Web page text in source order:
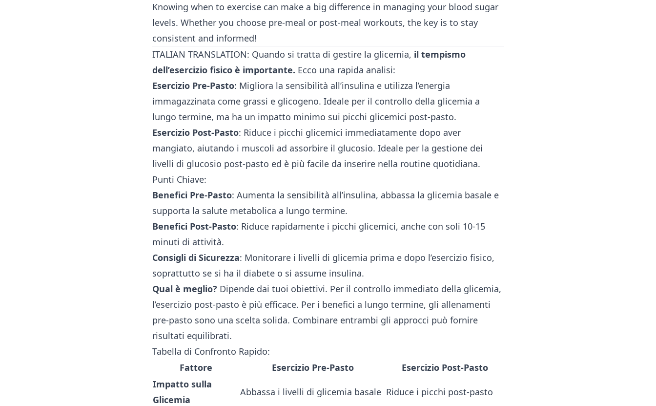
Knowing when to exercise can make a big difference in managing your blood sugar
levels. Whether you choose pre-meal or post-meal workouts, the key is to stay
consistent and informed!
ITALIAN TRANSLATION: Quando si tratta di gestire la glicemia, il tempismo
dell’esercizio fisico è importante. Ecco una rapida analisi:
Esercizio Pre-Pasto: Migliora la sensibilità all’insulina e utilizza l’energia
immagazzinata come grassi e glicogeno. Ideale per il controllo della glicemia a
lungo termine, ma ha un impatto minimo sui picchi glicemici post-pasto.
Esercizio Post-Pasto: Riduce i picchi glicemici immediatamente dopo aver
mangiato, aiutando i muscoli ad assorbire il glucosio. Ideale per la gestione dei
livelli di glucosio post-pasto ed è più facile da inserire nella routine quotidiana.
Punti Chiave:
Benefici Pre-Pasto: Aumenta la sensibilità all’insulina, abbassa la glicemia basale e
supporta la salute metabolica a lungo termine.
Benefici Post-Pasto: Riduce rapidamente i picchi glicemici, anche con soli 10-15
minuti di attività.
Consigli di Sicurezza: Monitorare i livelli di glicemia prima e dopo l’esercizio fisico,
soprattutto se si ha il diabete o si assume insulina.
Qual è meglio? Dipende dai tuoi obiettivi. Per il controllo immediato della glicemia,
l’esercizio post-pasto è più efficace. Per i benefici a lungo termine, gli allenamenti
pre-pasto sono una scelta solida. Combinare entrambi gli approcci può fornire
risultati equilibrati.
Tabella di Confronto Rapido:
Fattore
Esercizio Pre-Pasto
Esercizio Post-Pasto
Impatto sulla
Glicemia
Abbassa i livelli di glicemia basale Riduce i picchi post-pasto